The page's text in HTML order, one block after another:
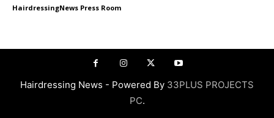
HairdressingNews Press Room
Hairdressing News - Powered By 33PLUS PROJECTS
PC.